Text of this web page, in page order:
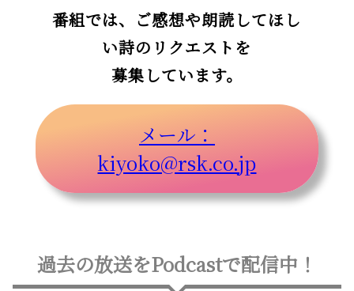
番組では、ご感想や朗読してほし
い詩のリクエストを
募集しています。
メール：
kiyoko@rsk.co.jp
過去の放送をPodcastで配信中！